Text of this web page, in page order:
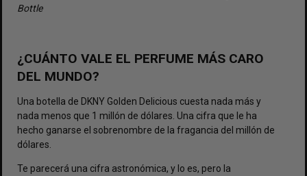
Bottle
¿CUÁNTO VALE EL PERFUME MÁS CARO
DEL MUNDO?
Una botella de DKNY Golden Delicious cuesta nada más y
nada menos que 1 millón de dólares. Una cifra que le ha
hecho ganarse el sobrenombre de la fragancia del millón de
dólares.
Te parecerá una cifra astronómica, y lo es, pero la